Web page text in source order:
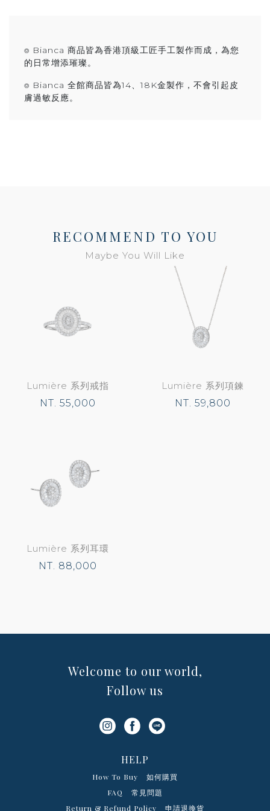
⌾ Bianca 商品皆為香港頂級工匠手工製作而成，為您
的日常增添璀璨。
⌾ Bianca 全館商品皆為14、18K金製作，不會引起皮
膚過敏反應。
RECOMMEND TO YOU
Maybe You Will Like
Lumière 系列戒指
NT. 55,000
Lumière 系列項鍊
NT. 59,800
Lumière 系列耳環
NT. 88,000
Welcome to our world,
Follow us
HELP
How To Buy
如何購買
FAQ
常見問題
Return & Refund Policy
申請退換貨